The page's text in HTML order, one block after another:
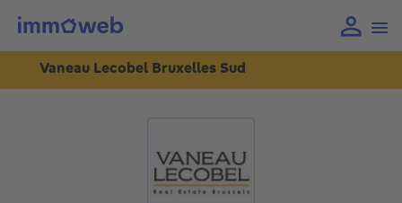
Vaneau Lecobel Bruxelles Sud